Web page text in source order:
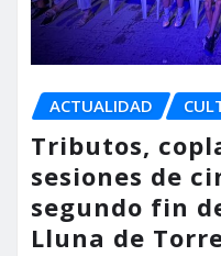
ACTUALIDAD
Tributos,
sesiones de
segundo fin
Lluna de